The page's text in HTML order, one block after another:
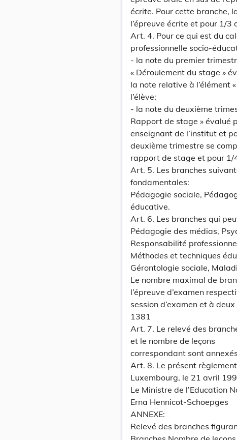
écrite. Pour cette branche,
l’épreuve écrite et pour 1/3
Art. 4. Pour ce qui est du
professionnelle socio-
- la note du premier
« Déroulement du stage »
la note relative à l’élément
l’élève;
- la note du deuxième
Rapport de stage » évalué
enseignant de l’institut et
deuxième trimestre se
rapport de stage et pour 1/
Art. 5. Les branches
fondamentales:
Pédagogie sociale,
éducative.
Art. 6. Les branches qui
Pédagogie des médias,
Responsabilité
Méthodes et techniques
Gérontologie sociale,
Le nombre maximal de
l’épreuve d’examen
session d’examen et à
1381
Art. 7. Le relevé des
et le nombre de leçons
correspondant sont
Art. 8. Le présent
Luxembourg, le 21 avril
Le Ministre de l’Education
Erna Hennicot-Schoepges
ANNEXE:
Relevé des branches